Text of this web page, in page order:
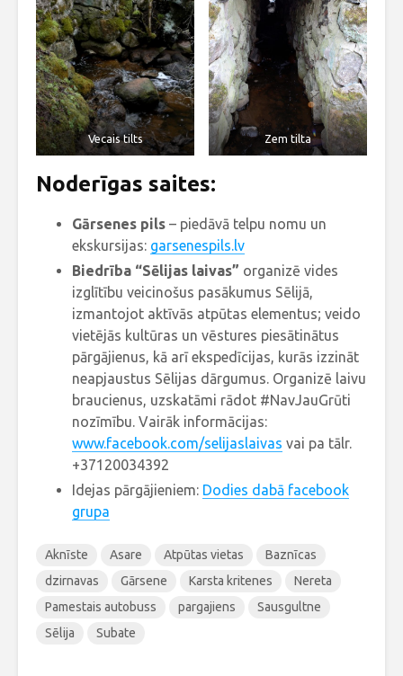
Vecais tilts Zem tilta
Noderīgas saites:
Gārsenes pils – piedāvā telpu nomu un
ekskursijas: garsenespils.lv
Biedrība “Sēlijas laivas” organizē vides
izglītību veicinošus pasākumus Sēlijā,
izmantojot aktīvās atpūtas elementus; veido
vietējās kultūras un vēstures piesātinātus
pārgājienus, kā arī ekspedīcijas, kurās izzināt
neapjaustus Sēlijas dārgumus. Organizē laivu
braucienus, uzskatāmi rādot #NavJauGrūti
nozīmību. Vairāk informācijas:
www.facebook.com/selijaslaivas vai pa tālr.
+37120034392
Idejas pārgājieniem: Dodies dabā facebook
grupa
Aknīste Asare Atpūtas vietas
Baznīcas
dzirnavas
Gārsene Karsta kritenes
Nereta
Pamestais autobuss
pargajiens
Sausgultne
Sēlija
Subate